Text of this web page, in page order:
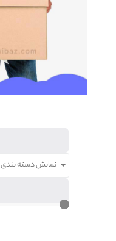
نمایش دسته بندی